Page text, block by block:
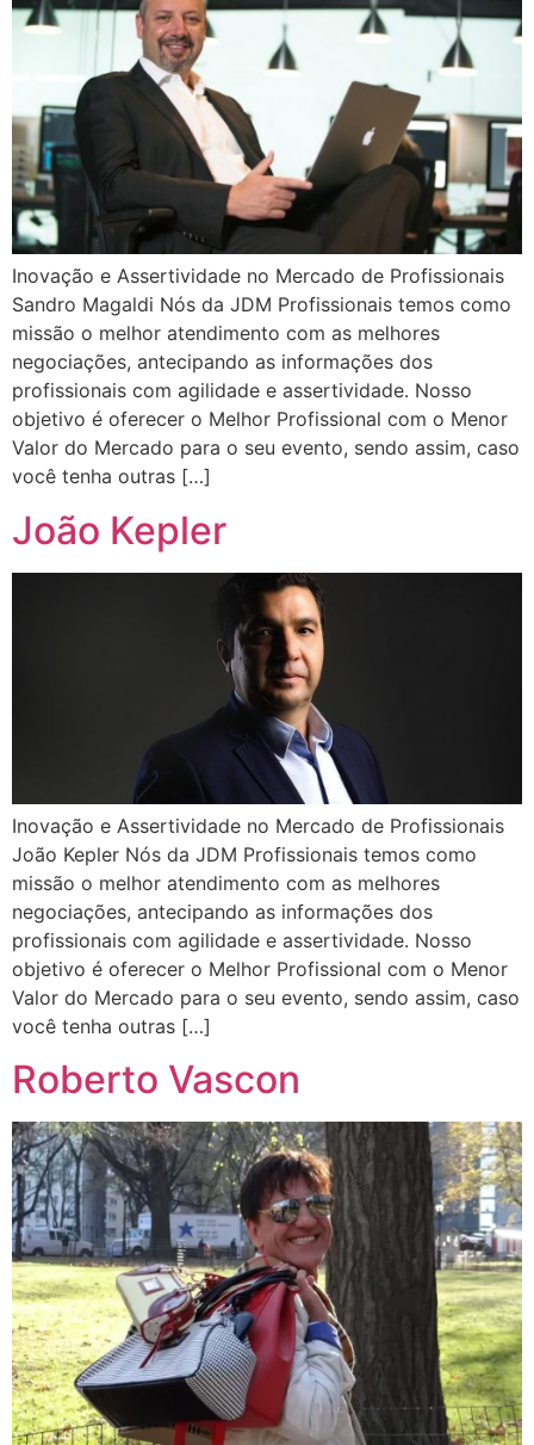
Inovação e Assertividade no Mercado de Profissionais
Sandro Magaldi Nós da JDM Profissionais temos como
missão o melhor atendimento com as melhores
negociações, antecipando as informações dos
profissionais com agilidade e assertividade. Nosso
objetivo é oferecer o Melhor Profissional com o Menor
Valor do Mercado para o seu evento, sendo assim, caso
você tenha outras […]
João Kepler
Inovação e Assertividade no Mercado de Profissionais
João Kepler Nós da JDM Profissionais temos como
missão o melhor atendimento com as melhores
negociações, antecipando as informações dos
profissionais com agilidade e assertividade. Nosso
objetivo é oferecer o Melhor Profissional com o Menor
Valor do Mercado para o seu evento, sendo assim, caso
você tenha outras […]
Roberto Vascon